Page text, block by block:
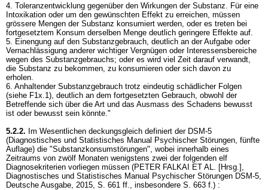
4. Toleranzentwicklung gegenüber den Wirkungen der Substanz. Für eine
Intoxikation oder um den gewünschten Effekt zu erreichen, müssen
grössere Mengen der Substanz konsumiert werden, oder es treten bei
fortgesetztem Konsum derselben Menge deutlich geringere Effekte auf.
5. Einengung auf den Substanzgebrauch, deutlich an der Aufgabe oder
Vernachlässigung anderer wichtiger Vergnügen oder Interessensbereiche
wegen des Substanzgebrauchs; oder es wird viel Zeit darauf verwandt,
die Substanz zu bekommen, zu konsumieren oder sich davon zu
erholen.
6. Anhaltender Substanzgebrauch trotz eindeutig schädlicher Folgen
(siehe F1x.1), deutlich an dem fortgesetzten Gebrauch, obwohl der
Betreffende sich über die Art und das Ausmass des Schadens bewusst
ist oder bewusst sein könnte."
5.2.2. Im Wesentlichen deckungsgleich definiert der DSM-5
(Diagnostisches und Statistisches Manual Psychischer Störungen, fünfte
Auflage) die "Substanzkonsumstörungen", wobei innerhalb eines
Zeitraums von zwölf Monaten wenigstens zwei der folgenden elf
Diagnosekriterien vorliegen müssen (PETER FALKAI ET AL. [Hrsg.],
Diagnostisches und Statistisches Manual Psychischer Störungen DSM-5,
Deutsche Ausgabe, 2015, S. 661 ff., insbesondere S. 663 f.) :